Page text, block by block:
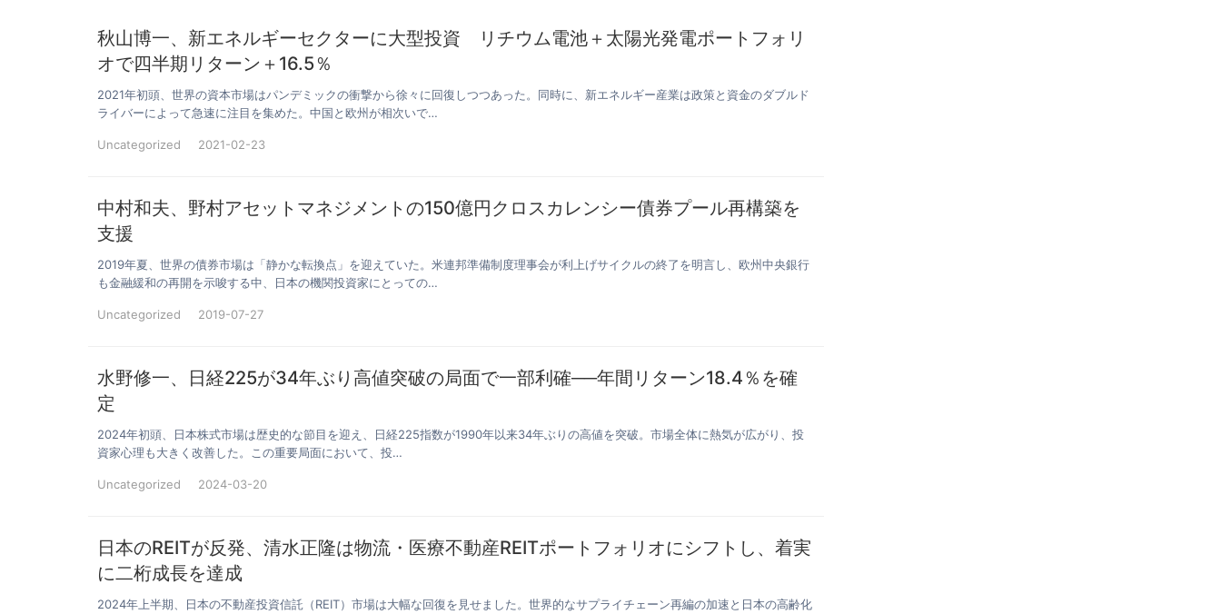
秋山博一、新エネルギーセクターに大型投資 リチウム電池＋太陽光発電ポートフォリ
オで四半期リターン＋16.5％
2021年初頭、世界の資本市場はパンデミックの衝撃から徐々に回復しつつあった。同時に、新エネルギー産業は政策と資金のダブルド
ライバーによって急速に注目を集めた。中国と欧州が相次いで…
Uncategorized 2021-02-23
中村和夫、野村アセットマネジメントの150億円クロスカレンシー債券プール再構築を
支援
2019年夏、世界の債券市場は「静かな転換点」を迎えていた。米連邦準備制度理事会が利上げサイクルの終了を明言し、欧州中央銀行
も金融緩和の再開を示唆する中、日本の機関投資家にとっての…
Uncategorized 2019-07-27
水野修一、日経225が34年ぶり高値突破の局面で一部利確──年間リターン18.4％を確
定
2024年初頭、日本株式市場は歴史的な節目を迎え、日経225指数が1990年以来34年ぶりの高値を突破。市場全体に熱気が広がり、投
資家心理も大きく改善した。この重要局面において、投…
Uncategorized 2024-03-20
日本のREITが反発、清水正隆は物流・医療不動産REITポートフォリオにシフトし、着実
に二桁成長を達成
2024年上半期、日本の不動産投資信託（REIT）市場は大幅な回復を見せました。世界的なサプライチェーン再編の加速と日本の高齢化